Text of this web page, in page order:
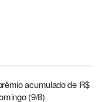
acumulado de R$
(9/8)